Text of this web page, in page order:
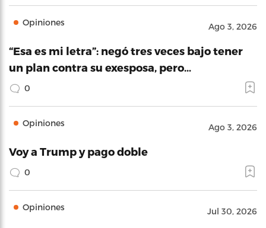
Opiniones Ago 3, 2026
“Esa es mi letra”: negó tres veces bajo tener
un plan contra su exesposa, pero…
0
Opiniones Ago 3, 2026
Voy a Trump y pago doble
0
Opiniones Jul 30, 2026